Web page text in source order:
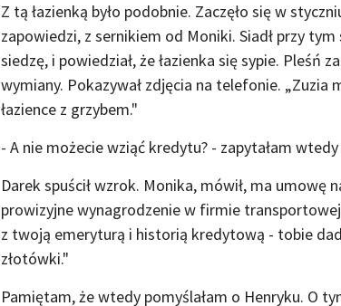
Z tą łazienką było podobnie. Zaczęło się w
zapowiedzi, z sernikiem od Moniki. Siadł przy
siedzę, i powiedział, że łazienka się sypie. Pleśń
wymiany. Pokazywał zdjęcia na telefonie. „Zuzia
łazience z grzybem."
- A nie możecie wziąć kredytu? - zapytałam
Darek spuścił wzrok. Monika, mówił, ma umowę
prowizyjne wynagrodzenie w firmie
z twoją emeryturą i historią kredytową - tobie
złotówki."
Pamiętam, że wtedy pomyślałam o Henryku. O